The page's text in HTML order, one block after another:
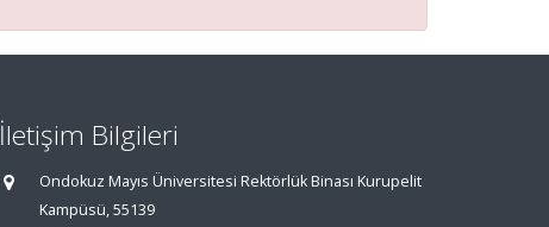
İletişim Bilgileri
Ondokuz Mayıs Üniversitesi Rektörlük Binası Kurupelit
Kampüsü, 55139